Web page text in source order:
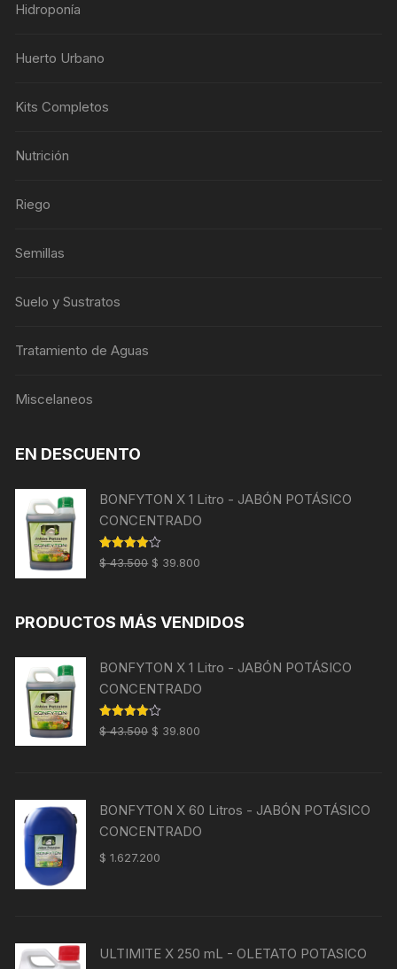
Hidroponía
Huerto Urbano
Kits Completos
Nutrición
Riego
Semillas
Suelo y Sustratos
Tratamiento de Aguas
Miscelaneos
EN DESCUENTO
BONFYTON X 1 Litro - JABÓN POTÁSICO
CONCENTRADO
Valorado
con 4.00
$43.500 El
era:
$ 39.800
es:
PRODUCTOS MÁS VENDIDOS
BONFYTON X 1 Litro - JABÓN POTÁSICO
CONCENTRADO
Valorado
con 4.00
$43.500 El
$ 43.500.
$ 39.800
$ 39.800.
BONFYTON X 60 Litros - JABÓN POTÁSICO
CONCENTRADO
$ 1.627.200
ULTIMITE X 250 mL - OLETATO POTASICO